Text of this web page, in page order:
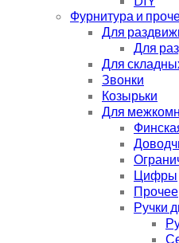
Фурнитура и
Для
Для
Для
Звонки
Козырьки
Для
Цифры
Прочее
Ручки